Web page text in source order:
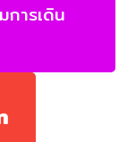
การเดิน